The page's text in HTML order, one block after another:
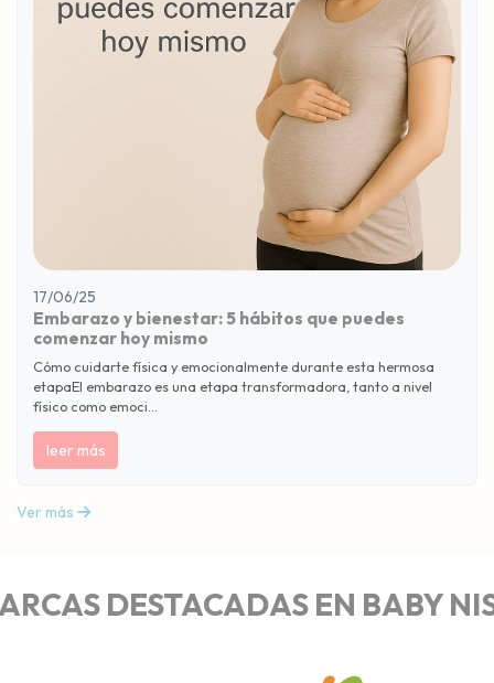
17/06/25
Embarazo y bienestar: 5 hábitos que puedes
comenzar hoy mismo
Cómo cuidarte física y emocionalmente durante esta hermosa
etapaEl embarazo es una etapa transformadora, tanto a nivel
físico como emoci...
leer más
Ver más
DESTACADAS EN BABY